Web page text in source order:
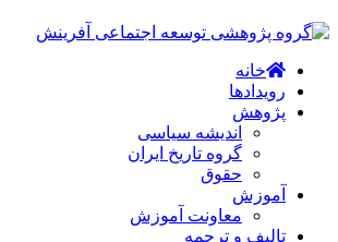
خانه
رویدادها
پژوهش
اندیشه سیاسی
گروه تاریخ ایران
حقوق
آموزش
معاونت آموزش
تالیف و ترجمه